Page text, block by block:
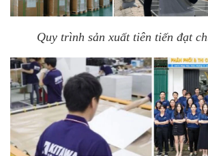
Quy trình sản xuất tiên tiến đạt